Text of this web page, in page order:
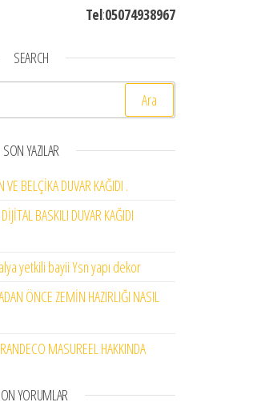
Tel:05074938967
SEARCH
SON YAZILAR
VE BELÇİKA DUVAR KAĞIDI .
BASKILI DUVAR KAĞIDI
yetkili bayii Ysn yapı dekor
ÖNCE ZEMİN HAZIRLIĞI NASIL
MASUREEL HAKKINDA
YORUMLAR